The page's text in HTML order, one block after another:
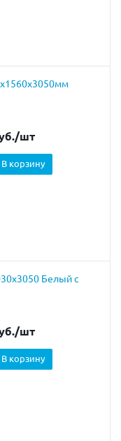
/шт
В корзину
Белый с
/шт
В корзину